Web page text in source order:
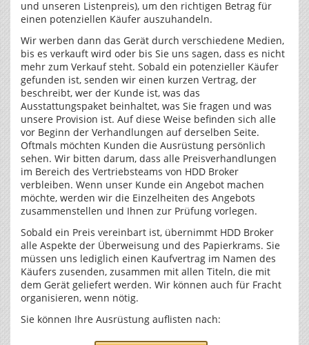
und unseren Listenpreis), um den richtigen Betrag für
einen potenziellen Käufer auszuhandeln.
Wir werben dann das Gerät durch verschiedene Medien,
bis es verkauft wird oder bis Sie uns sagen, dass es nicht
mehr zum Verkauf steht. Sobald ein potenzieller Käufer
gefunden ist, senden wir einen kurzen Vertrag, der
beschreibt, wer der Kunde ist, was das
Ausstattungspaket beinhaltet, was Sie fragen und was
unsere Provision ist. Auf diese Weise befinden sich alle
vor Beginn der Verhandlungen auf derselben Seite.
Oftmals möchten Kunden die Ausrüstung persönlich
sehen. Wir bitten darum, dass alle Preisverhandlungen
im Bereich des Vertriebsteams von HDD Broker
verbleiben. Wenn unser Kunde ein Angebot machen
möchte, werden wir die Einzelheiten des Angebots
zusammenstellen und Ihnen zur Prüfung vorlegen.
Sobald ein Preis vereinbart ist, übernimmt HDD Broker
alle Aspekte der Überweisung und des Papierkrams. Sie
müssen uns lediglich einen Kaufvertrag im Namen des
Käufers zusenden, zusammen mit allen Titeln, die mit
dem Gerät geliefert werden. Wir können auch für Fracht
organisieren, wenn nötig.
Sie können Ihre Ausrüstung auflisten nach: